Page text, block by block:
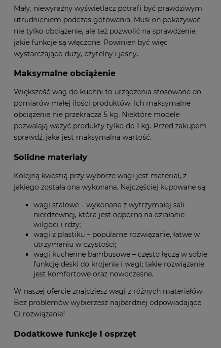
Mały, niewyraźny wyświetlacz potrafi być prawdziwym
utrudnieniem podczas gotowania. Musi on pokazywać
nie tylko obciążenie, ale też pozwolić na sprawdzenie,
jakie funkcje są włączone. Powinien być więc
wystarczająco duży, czytelny i jasny.
Maksymalne obciążenie
Większość wag do kuchni to urządzenia stosowane do
pomiarów małej ilości produktów. Ich maksymalne
obciążenie nie przekracza 5 kg. Niektóre modele
pozwalają ważyć produkty tylko do 1 kg. Przed zakupem
sprawdź, jaka jest maksymalna wartość.
Solidne materiały
Kolejną kwestią przy wyborze wagi jest materiał, z
jakiego została ona wykonana. Najczęściej kupowane są:
wagi stalowe – wykonane z wytrzymałej sali
nierdzewnej, która jest odporna na działanie
wilgoci i rdzy;
wagi z plastiku – popularne rozwiązanie, łatwe w
utrzymaniu w czystości;
wagi kuchenne bambusowe – często łączą w sobie
funkcję deski do krojenia i wagi; takie rozwiązanie
jest komfortowe oraz nowoczesne.
W naszej ofercie znajdziesz wagi z różnych materiałów.
Bez problemów wybierzesz najbardziej odpowiadające
Ci rozwiązanie!
Dodatkowe funkcje i osprzęt